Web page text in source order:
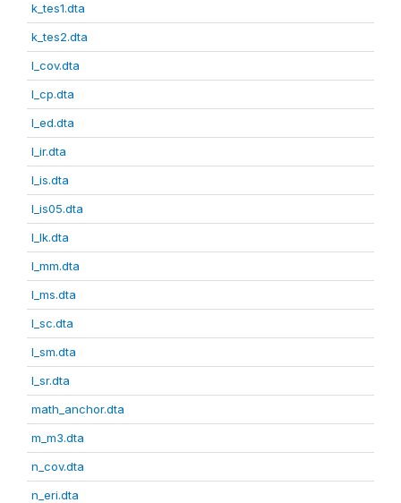
k_tes1.dta
k_tes2.dta
l_cov.dta
l_cp.dta
l_ed.dta
l_ir.dta
l_is.dta
l_is05.dta
l_lk.dta
l_mm.dta
l_ms.dta
l_sc.dta
l_sm.dta
l_sr.dta
math_anchor.dta
m_m3.dta
n_cov.dta
n_eri.dta